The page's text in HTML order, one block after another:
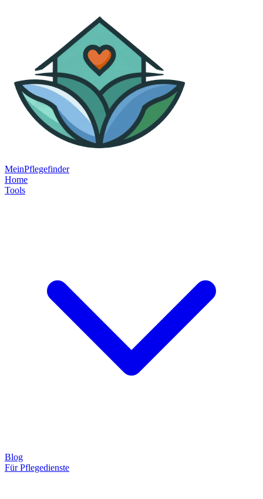
MeinPflegefinder
Home
Tools
Blog
Für Pflegedienste